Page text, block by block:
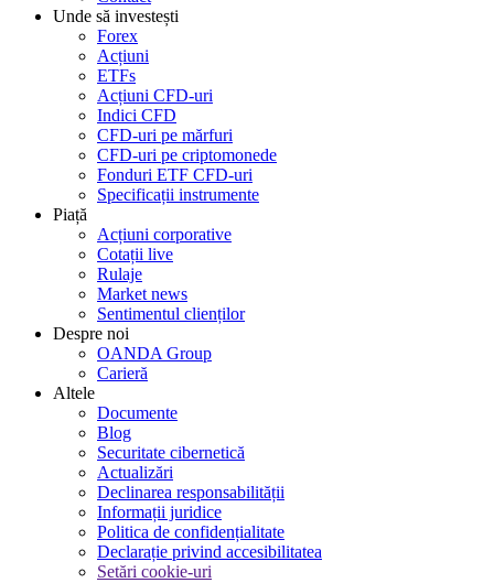
Unde să investești
Forex
Acțiuni
ETFs
Acțiuni CFD-uri
Indici CFD
CFD-uri pe mărfuri
CFD-uri pe criptomonede
Fonduri ETF CFD-uri
Specificații instrumente
Piață
Acțiuni corporative
Cotații live
Rulaje
Market news
Sentimentul clienților
Despre noi
OANDA Group
Carieră
Altele
Documente
Blog
Securitate cibernetică
Actualizări
Declinarea responsabilității
Informații juridice
Politica de confidențialitate
Declarație privind accesibilitatea
Setări cookie-uri